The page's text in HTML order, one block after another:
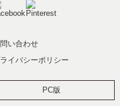
い合わせ
イバシーポリシー
PC版